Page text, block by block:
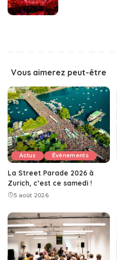
Vous aimerez peut-être
Actus Événements
La Street Parade 2026 à
Zurich, c’est ce samedi !
5 août 2026